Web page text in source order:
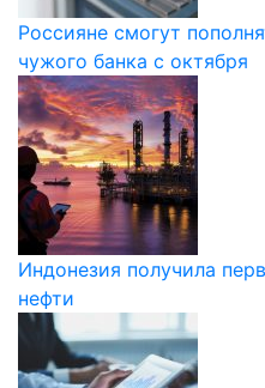
Россияне смогут
чужого банка с октября
Индонезия получила
нефти